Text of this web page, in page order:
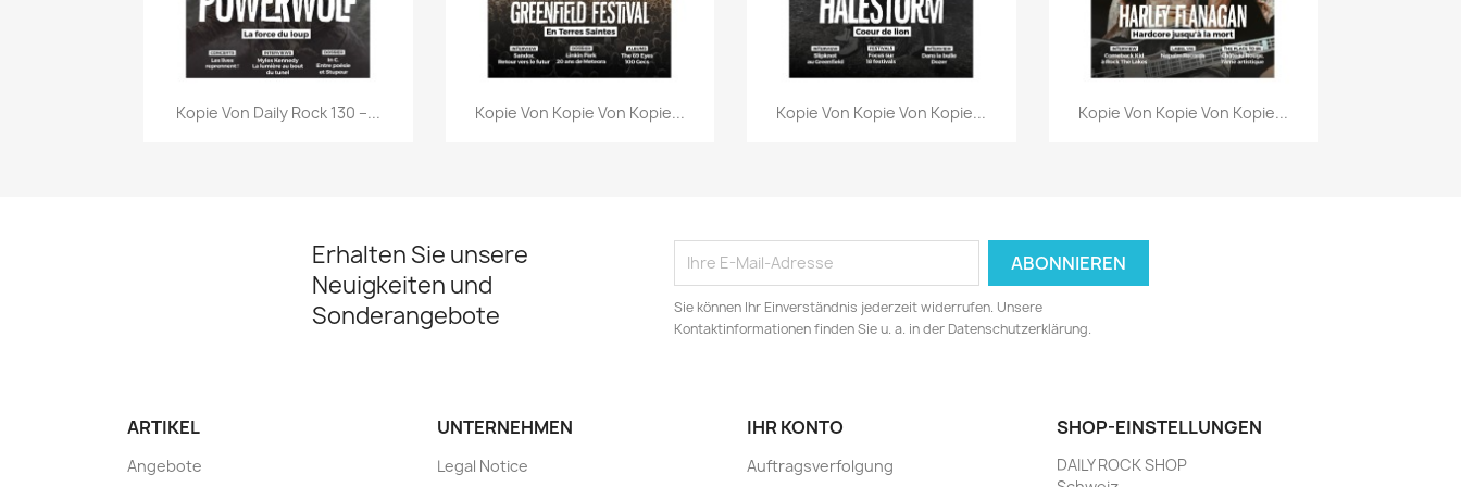
 Vorschau
Kopie Von Daily Rock 130 –...  Vorschau
Kopie Von Kopie Von Kopie...  Vorschau
Kopie Von Kopie Von Kopie...  Vorschau
Kopie Von Kopie Von Kopie...
Erhalten Sie unsere
Neuigkeiten und
Sonderangebote
Sie können Ihr Einverständnis jederzeit widerrufen. Unsere
Kontaktinformationen finden Sie u. a. in der Datenschutzerklärung.
ARTIKEL
Angebote
UNTERNEHMEN
Legal Notice
IHR KONTO
Auftragsverfolgung
SHOP-EINSTELLUNGEN
DAILY ROCK SHOP